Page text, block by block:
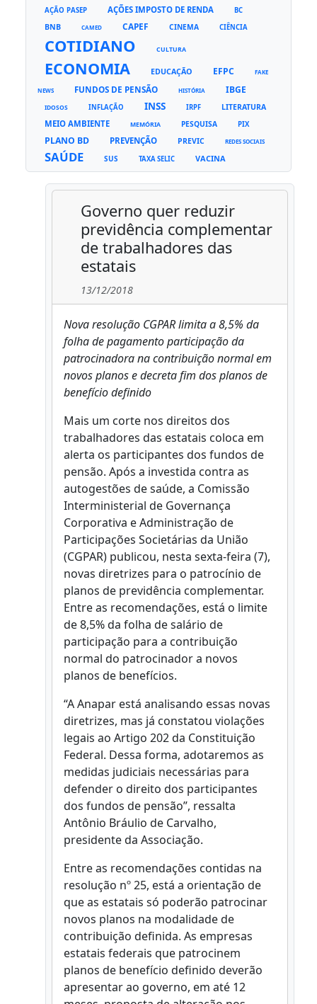
AÇÃO PASEP AÇÕES IMPOSTO DE RENDA BC
BNB CAMED CAPEF CINEMA CIÊNCIA
COTIDIANO CULTURA
ECONOMIA EDUCAÇÃO EFPC FAKE
NEWS FUNDOS DE PENSÃO HISTÓRIA IBGE
IDOSOS INFLAÇÃO INSS IRPF LITERATURA
MEIO AMBIENTE MEMÓRIA PESQUISA PIX
PLANO BD PREVENÇÃO PREVIC REDES SOCIAIS
SAÚDE SUS TAXA SELIC VACINA
Governo quer reduzir
previdência complementar
de trabalhadores das
estatais
13/12/2018
Nova resolução CGPAR limita a 8,5% da
folha de pagamento participação da
patrocinadora na contribuição normal em
novos planos e decreta fim dos planos de
benefício definido
Mais um corte nos direitos dos
trabalhadores das estatais coloca em
alerta os participantes dos fundos de
pensão. Após a investida contra as
autogestões de saúde, a Comissão
Interministerial de Governança
Corporativa e Administração de
Participações Societárias da União
(CGPAR) publicou, nesta sexta-feira (7),
novas diretrizes para o patrocínio de
planos de previdência complementar.
Entre as recomendações, está o limite
de 8,5% da folha de salário de
participação para a contribuição
normal do patrocinador a novos
planos de benefícios.
“A Anapar está analisando essas novas
diretrizes, mas já constatou violações
legais ao Artigo 202 da Constituição
Federal. Dessa forma, adotaremos as
medidas judiciais necessárias para
defender o direito dos participantes
dos fundos de pensão”, ressalta
Antônio Bráulio de Carvalho,
presidente da Associação.
Entre as recomendações contidas na
resolução nº 25, está a orientação de
que as estatais só poderão patrocinar
novos planos na modalidade de
contribuição definida. As empresas
estatais federais que patrocinem
planos de benefício definido deverão
apresentar ao governo, em até 12